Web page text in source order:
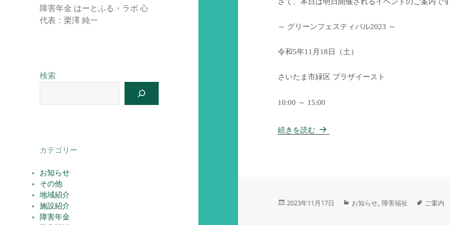
障害年金 はーとふる・ラボ 心
代表：栗澤 純一
検索
カテゴリー
お知らせ
その他
地域紹介
施設紹介
障害年金
～ グリーンフェスティバル2023 ～
令和5年11月18日（土）
さいたま市緑区 プラザイースト
10:00 ～ 15:00
続きを読む グリーンフェスティバル2023が開催さ
投
2023年11月17日
カ
お知らせ,障害福祉
タ
ご案内